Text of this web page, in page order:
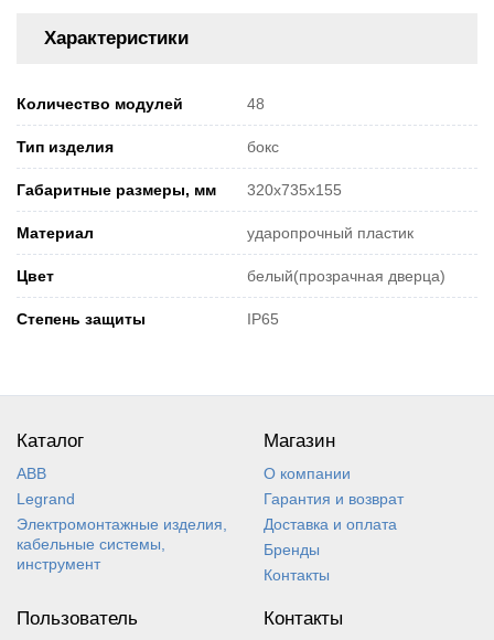
Характеристики
Количество модулей 48
Тип изделия бокс
Габаритные размеры, мм 320х735х155
Материал ударопрочный пластик
Цвет белый(прозрачная дверца)
Степень защиты IP65
Каталог
ABB
Legrand
Электромонтажные изделия,
кабельные системы,
инструмент
Магазин
О компании
Гарантия и возврат
Доставка и оплата
Бренды
Контакты
Пользователь Контакты